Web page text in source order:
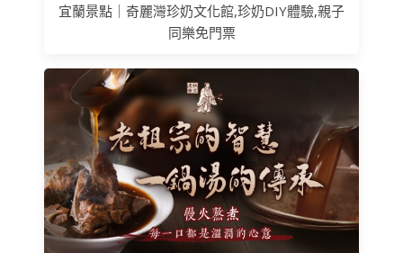
宜蘭景點｜奇麗灣珍奶文化館,珍奶DIY體驗,親子
同樂免門票